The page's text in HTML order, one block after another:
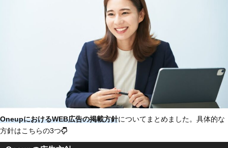
OneupにおけるWEB広告の掲載方針についてまとめました。具体的な
方針はこちらの3つ